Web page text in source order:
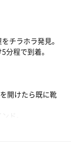
白米もすすむ。
貸切。得した気
た女性スタッ
をかけられる。
ち。伝説の熱波
ったり悶えたり
ク。
を磨く。スッキ
、2人程よい距
れるよう時間調
すが、水風呂も
ョン♪
りじっと動か
悶絶してまし
チラホラ発見。
分程で到着。
開けたら既に靴
ド。